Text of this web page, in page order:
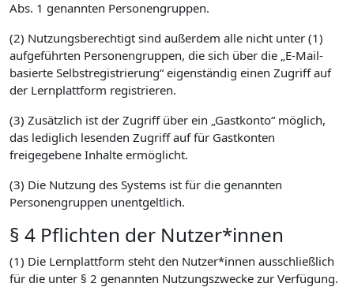
Abs. 1 genannten Personengruppen.
(2) Nutzungsberechtigt sind außerdem alle nicht unter (1)
aufgeführten Personengruppen, die sich über die „E-Mail-
basierte Selbstregistrierung“ eigenständig einen Zugriff auf
der Lernplattform registrieren.
(3) Zusätzlich ist der Zugriff über ein „Gastkonto“ möglich,
das lediglich lesenden Zugriff auf für Gastkonten
freigegebene Inhalte ermöglicht.
(3) Die Nutzung des Systems ist für die genannten
Personengruppen unentgeltlich.
§ 4 Pflichten der Nutzer*innen
(1) Die Lernplattform steht den Nutzer*innen ausschließlich
für die unter § 2 genannten Nutzungszwecke zur Verfügung.